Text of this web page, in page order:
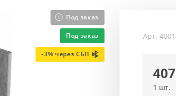
Под заказ
Под заказ
-3% через СБП
Арт.
407
1 шт.